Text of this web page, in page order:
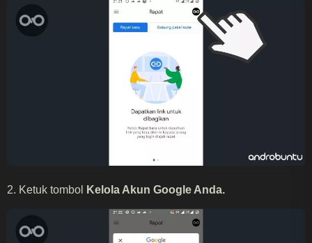
2. Ketuk tombol Kelola Akun Google Anda.